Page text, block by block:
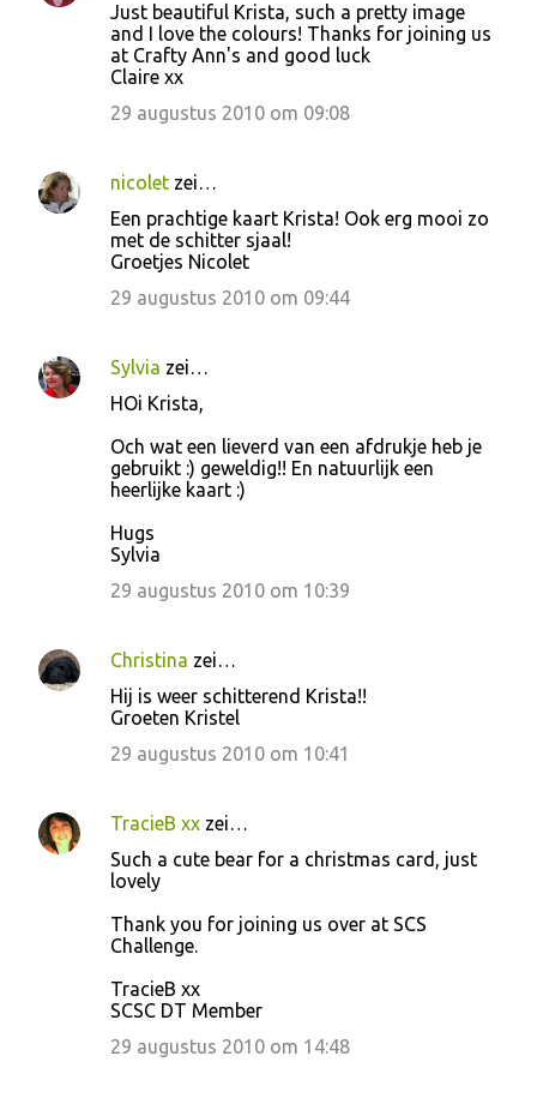
Just beautiful Krista, such a pretty image
and I love the colours! Thanks for joining us
at Crafty Ann's and good luck
Claire xx
29 augustus 2010 om 09:08
nicolet zei…
Een prachtige kaart Krista! Ook erg mooi zo
met de schitter sjaal!
Groetjes Nicolet
29 augustus 2010 om 09:44
Sylvia zei…
HOi Krista,
Och wat een lieverd van een afdrukje heb je
gebruikt :) geweldig!! En natuurlijk een
heerlijke kaart :)
Hugs
Sylvia
29 augustus 2010 om 10:39
Christina zei…
Hij is weer schitterend Krista!!
Groeten Kristel
29 augustus 2010 om 10:41
TracieB xx zei…
Such a cute bear for a christmas card, just
lovely
Thank you for joining us over at SCS
Challenge.
TracieB xx
SCSC DT Member
29 augustus 2010 om 14:48